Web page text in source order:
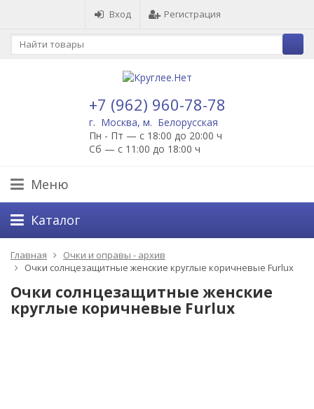
Вход Регистрация
+7 (962) 960-78-78
г. Москва, м. Белорусская
Пн - Пт — с 18:00 до 20:00 ч
Сб — с 11:00 до 18:00 ч
Меню
Каталог
Главная
Очки и оправы - архив
Очки солнцезащитные женские круглые коричневые Furlux
Очки солнцезащитные женские
круглые коричневые Furlux